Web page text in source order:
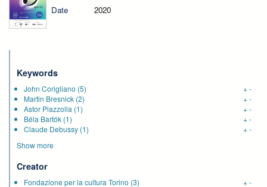
Date
2020
Keywords
John Corigliano (5) +-
Martin Bresnick (2) +-
Astor Piazzolla (1) +-
Béla Bartók (1) +-
Claude Debussy (1) +-
Show more
Creator
Fondazione per la cultura Torino (3) +-